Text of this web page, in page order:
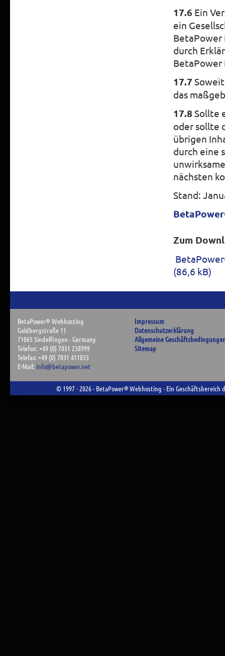
17.6 Ein
ein
durch
17.7
das
17.8 Sollte
oder sollte
übrigen
durch eine
nächsten
Stand:
Zum
(86,6 kB)
BetaPower® Webhosting
Goldbergstraße 11
71065 Sindelfingen · Germany
Telefon: +49 (0) 7031 238999
Telefax: +49 (0) 7031 411033
E-Mail: info@betapower.net
Impressum
Datenschutzerklärung
Allgemeine
Sitemap
© 1997- 2026 · BetaPower®Webhosting · Ein Geschäftsbereich